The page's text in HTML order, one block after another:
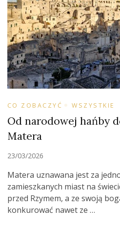
CO ZOBACZYĆ WSZYSTKIE
Od narodowej hańby
Matera
23/03/2026
Matera uznawana jest za
zamieszkanych miast na
przed Rzymem, a ze swoją
konkurować nawet ze …